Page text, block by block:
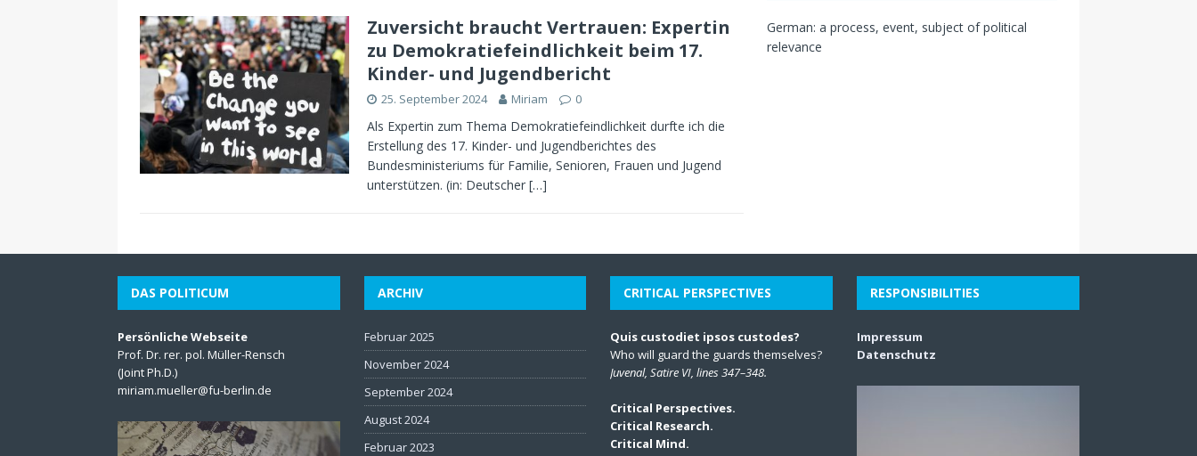
Zuversicht braucht Vertrauen: Expertin
zu Demokratiefeindlichkeit beim 17.
Kinder- und Jugendbericht
25. September 2024 Miriam 0
Als Expertin zum Thema Demokratiefeindlichkeit durfte ich die
Erstellung des 17. Kinder- und Jugendberichtes des
Bundesministeriums für Familie, Senioren, Frauen und Jugend
unterstützen. (in: Deutscher […]
German: a process, event, subject of political
relevance
DAS POLITICUM
Persönliche Webseite
Prof. Dr. rer. pol. Müller-Rensch
(Joint Ph.D.)
miriam.mueller@fu-berlin.de
ARCHIV
Februar 2025
November 2024
September 2024
August 2024
Februar 2023
CRITICAL PERSPECTIVES
Quis custodiet ipsos custodes?
Who will guard the guards themselves?
Juvenal, Satire VI, lines 347–348.
Critical Perspectives.
Critical Research.
Critical Mind.
RESPONSIBILITIES
Impressum
Datenschutz